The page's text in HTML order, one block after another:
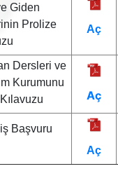
Giden
Prolize
Aç
Dersleri ve
Kurumunu
Aç
Başvuru
Aç